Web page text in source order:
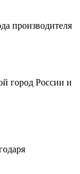
производителя
город России и